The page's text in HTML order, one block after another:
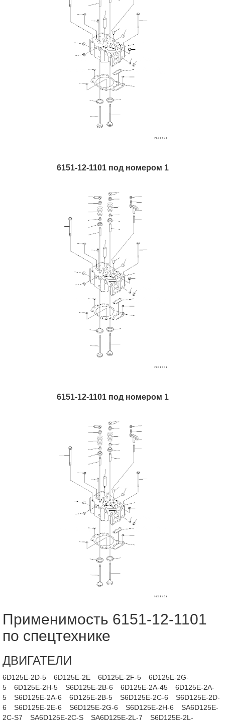
6151-12-1101 под номером 1
6151-12-1101 под номером 1
Применимость 6151-12-1101
по спецтехнике
ДВИГАТЕЛИ
6D125E-2D-5 6D125E-2E 6D125E-2F-5
6D125E-2G-
5
6D125E-2H-5 S6D125E-2B-6 6D125E-2A-45
6D125E-2A-
5
S6D125E-2A-6 6D125E-2B-5 S6D125E-2C-6
S6D125E-2D-
6
S6D125E-2E-6 S6D125E-2G-6 S6D125E-2H-6
SA6D125E-
2C-S7
SA6D125E-2C-S SA6D125E-2L-7
S6D125E-2L-